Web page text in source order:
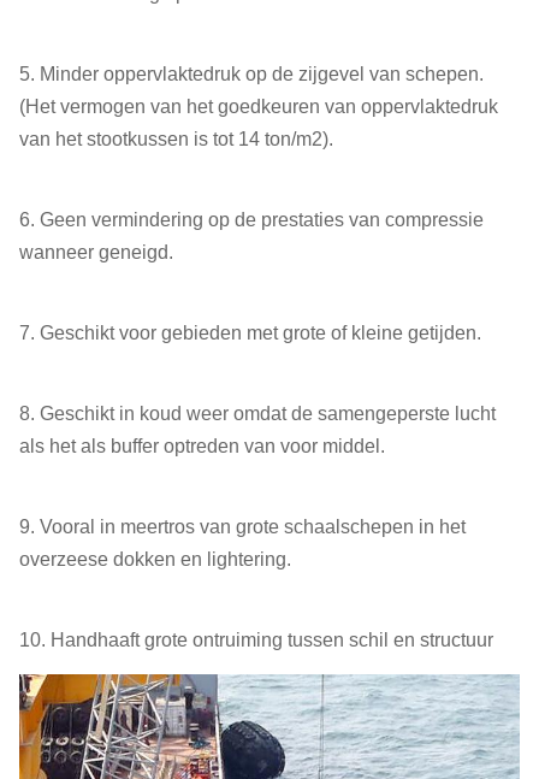
5. Minder oppervlaktedruk op de zijgevel van schepen.
(Het vermogen van het goedkeuren van oppervlaktedruk
van het stootkussen is tot 14 ton/m2).
6. Geen vermindering op de prestaties van compressie
wanneer geneigd.
7. Geschikt voor gebieden met grote of kleine getijden.
8. Geschikt in koud weer omdat de samengeperste lucht
als het als buffer optreden van voor middel.
9. Vooral in meertros van grote schaalschepen in het
overzeese dokken en lightering.
10. Handhaaft grote ontruiming tussen schil en structuur